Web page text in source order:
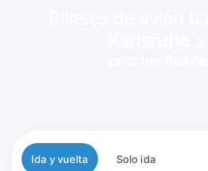
Tipo de vuelo
Ida y vuelta Solo ida